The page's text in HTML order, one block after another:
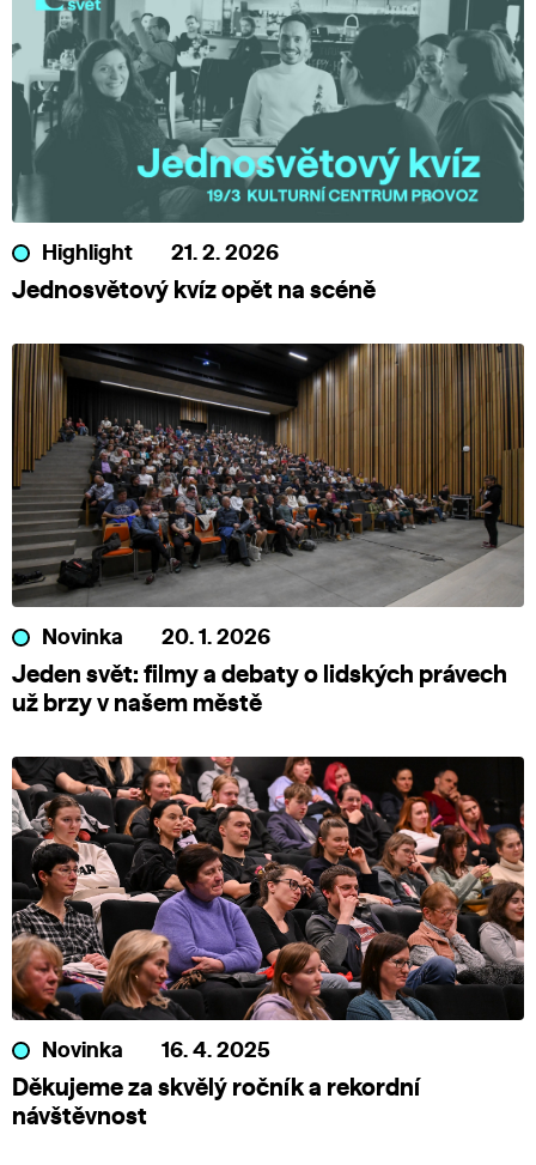
Highlight 21. 2. 2026
Jednosvětový kvíz opět na scéně
Novinka 20. 1. 2026
Jeden svět: filmy a debaty o lidských právech
už brzy v našem městě
Novinka 16. 4. 2025
Děkujeme za skvělý ročník a rekordní
návštěvnost